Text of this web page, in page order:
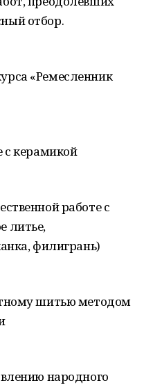
отбор.
«Ремесленник
с керамикой
работе с
литье,
филигрань)
шитью методом
народного